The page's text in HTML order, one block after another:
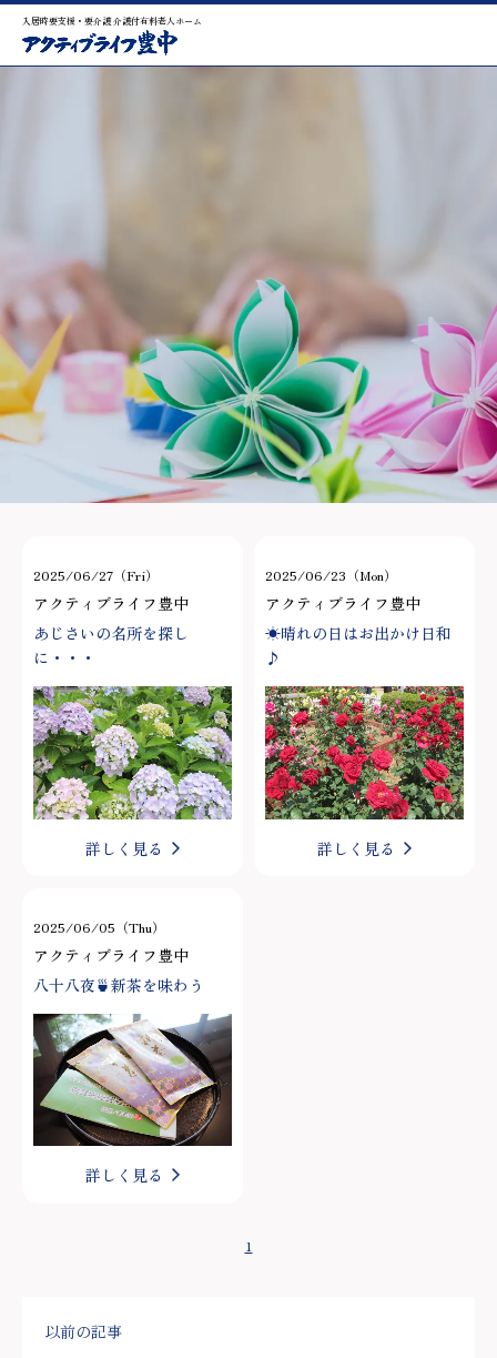
入居時要支援・要介護 介護付有料老人ホーム
2025/06/27（Fri）
アクティブライフ豊中
あじさいの名所を探し
に・・・
詳しく見る
2025/06/23（Mon）
アクティブライフ豊中
☀晴れの日はお出かけ日和
♪
詳しく見る
2025/06/05（Thu）
アクティブライフ豊中
八十八夜🍵新茶を味わう
詳しく見る
1
以前の記事